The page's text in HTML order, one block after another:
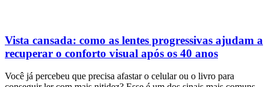
Vista cansada: como as lentes progressivas ajudam a
recuperar o conforto visual após os 40 anos
Você já percebeu que precisa afastar o celular ou o livro para